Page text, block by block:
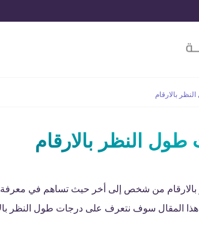
بالارقام
النظر بالارقام
من شخص إلى أخر حيث تساهم في معرفة
المقال سوف نتعرف على درجات طول النظر